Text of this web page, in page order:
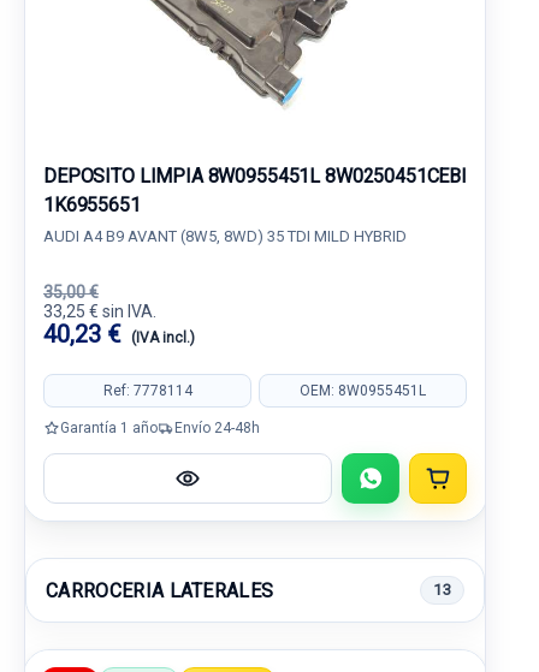
DEPOSITO LIMPIA 8W0955451L 8W0250451CEBI
1K6955651
AUDI A4 B9 AVANT (8W5, 8WD) 35 TDI MILD HYBRID
35,00 €
33,25 € sin IVA.
40,23 € (IVA incl.)
Ref: 7778114 OEM: 8W0955451L
Garantía 1 año Envío 24-48h
CARROCERIA LATERALES 13